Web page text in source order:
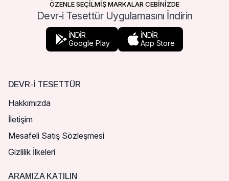
ÖZENLE SEÇİLMİŞ MARKALAR CEBİNİZDE
Devr-i Tesettür Uygulamasını İndirin
İNDİR
Google Play
İNDİR
App Store
DEVR-I TESETTÜR
Hakkımızda
İletişim
Mesafeli Satış Sözleşmesi
Gizlilik İlkeleri
ARAMIZA KATILIN